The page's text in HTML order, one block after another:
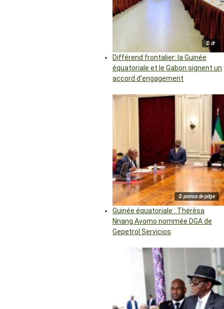
© dr
Différend frontalier: la Guinée
équatoriale et le Gabon signent un
accord d’engagement
© prensa de pdge
Guinée équatoriale : Thérèsa
Nnang Avomo nommée DGA de
Gepetrol Servicios